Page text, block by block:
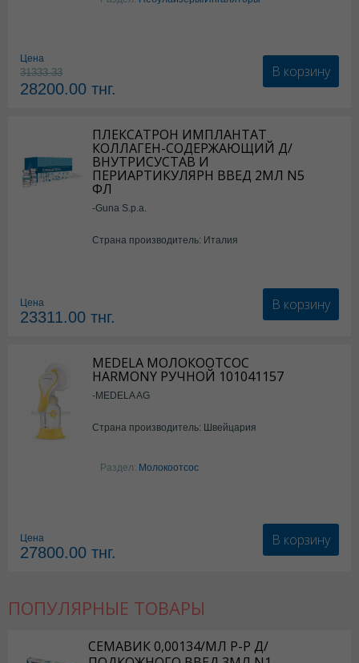
Цена
31333.33
28200.00 тнг.
В корзину
ПЛЕКСАТРОН ИМПЛАНТАТ
КОЛЛАГЕН-СОДЕРЖАЮЩИЙ Д/
ВНУТРИСУСТАВ И
ПЕРИАРТИКУЛЯРН ВВЕД 2МЛ N5
ФЛ
-Guna S.p.a.
Страна производитель: Италия
Цена
23311.00 тнг.
В корзину
MEDELA МОЛОКООТСОС
HARMONY РУЧНОЙ 101041157
-MEDELA AG
Страна производитель: Швейцария
Раздел: Молокоотсос
Цена
27800.00 тнг.
В корзину
ПОПУЛЯРНЫЕ ТОВАРЫ
СЕМАВИК 0,00134/МЛ Р-Р Д/